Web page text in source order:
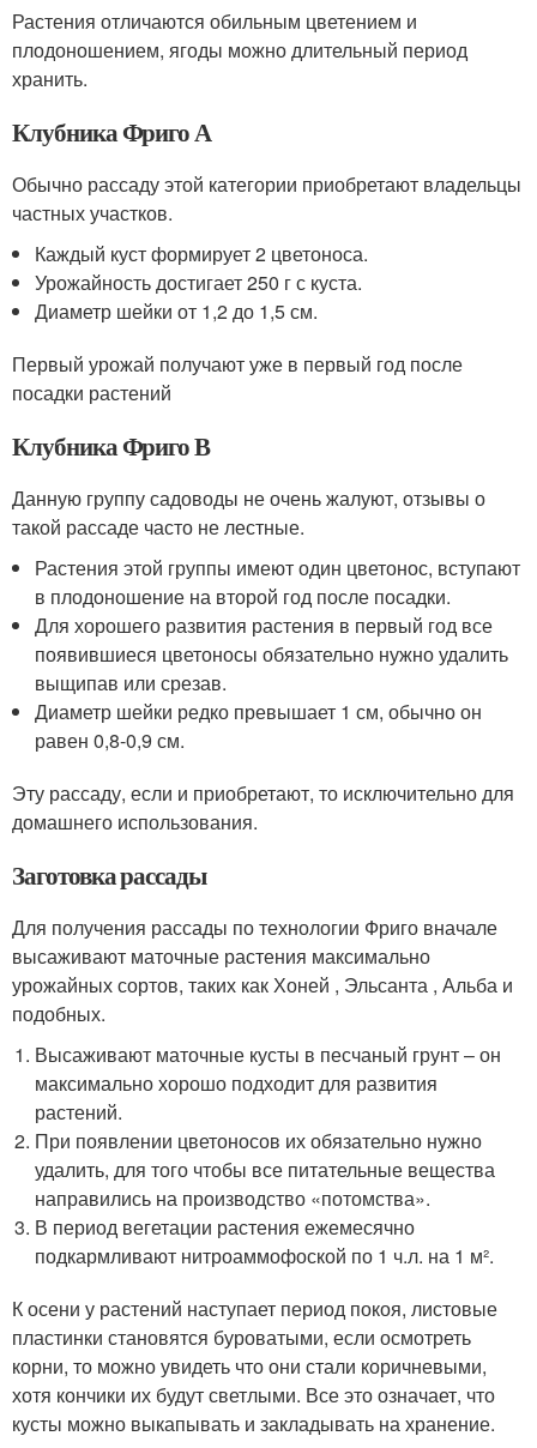
Растения отличаются обильным цветением и
плодоношением, ягоды можно длительный период
хранить.
Клубника Фриго А
Обычно рассаду этой категории приобретают владельцы
частных участков.
Каждый куст формирует 2 цветоноса.
Урожайность достигает 250 г с куста.
Диаметр шейки от 1,2 до 1,5 см.
Первый урожай получают уже в первый год после
посадки растений
Клубника Фриго В
Данную группу садоводы не очень жалуют, отзывы о
такой рассаде часто не лестные.
Растения этой группы имеют один цветонос, вступают
в плодоношение на второй год после посадки.
Для хорошего развития растения в первый год все
появившиеся цветоносы обязательно нужно удалить
выщипав или срезав.
Диаметр шейки редко превышает 1 см, обычно он
равен 0,8-0,9 см.
Эту рассаду, если и приобретают, то исключительно для
домашнего использования.
Заготовка рассады
Для получения рассады по технологии Фриго вначале
высаживают маточные растения максимально
урожайных сортов, таких как Хоней , Эльсанта , Альба и
подобных.
Высаживают маточные кусты в песчаный грунт – он
максимально хорошо подходит для развития
растений.
При появлении цветоносов их обязательно нужно
удалить, для того чтобы все питательные вещества
направились на производство «потомства».
В период вегетации растения ежемесячно
подкармливают нитроаммофоской по 1 ч.л. на 1 м².
К осени у растений наступает период покоя, листовые
пластинки становятся буроватыми, если осмотреть
корни, то можно увидеть что они стали коричневыми,
хотя кончики их будут светлыми. Все это означает, что
кусты можно выкапывать и закладывать на хранение.